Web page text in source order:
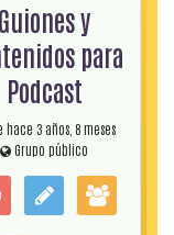
Guiones y
para
Podcast
hace 3 años, 8 meses
Grupo público